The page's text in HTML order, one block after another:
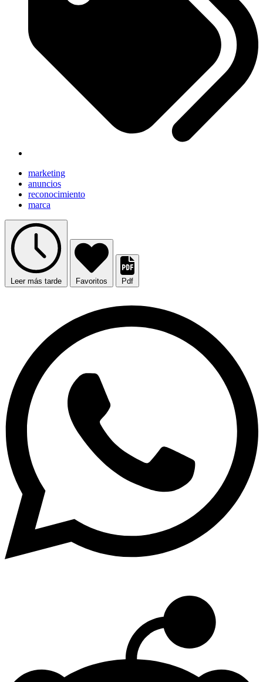
marketing
anuncios
reconocimiento
marca
Leer más tarde Favoritos Pdf